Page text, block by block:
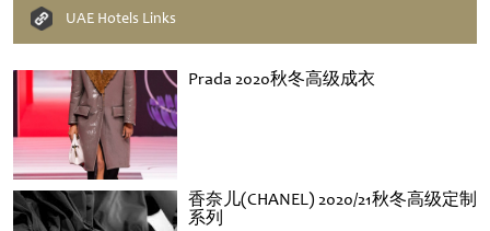
Prada 2020秋冬高级成衣
香奈儿(CHANEL) 2020/21秋冬高级定制
系列
UAE Hotels Links